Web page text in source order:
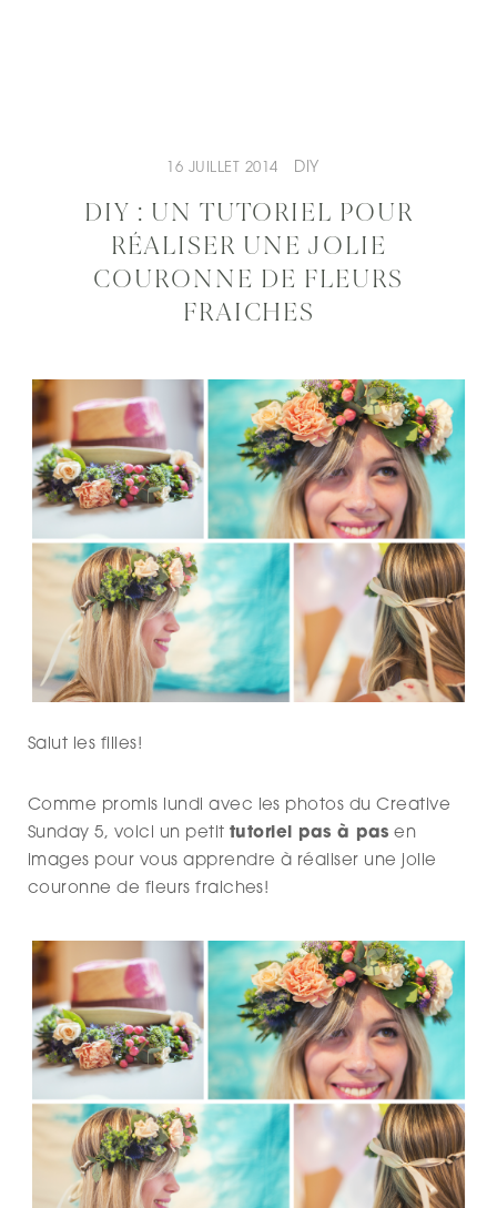
16 JUILLET 2014 DIY
DIY : UN TUTORIEL POUR
RÉALISER UNE JOLIE
COURONNE DE FLEURS
FRAICHES
Salut les filles!
Comme promis lundi avec les photos du Creative
Sunday 5, voici un petit tutoriel pas à pas en
images pour vous apprendre à réaliser une jolie
couronne de fleurs fraiches!